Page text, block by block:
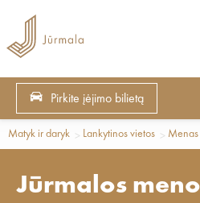
Pirkite įėjimo bilietą
Matyk ir daryk Lankytinos vietos
Jūrmalos meno